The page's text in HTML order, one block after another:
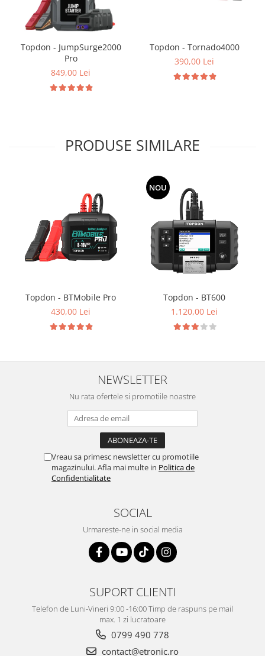
Topdon - JumpSurge2000
Pro
849,00 Lei
Topdon - Tornado4000
390,00 Lei
PRODUSE SIMILARE
Topdon - BTMobile Pro
430,00 Lei
NOU
Topdon - BT600
1.120,00 Lei
NEWSLETTER
Nu rata ofertele si promotiile noastre
Vreau sa primesc newsletter cu promotiile
magazinului. Afla mai multe in Politica de
Confidentialitate
SOCIAL
Urmareste-ne in social media
SUPORT CLIENTI
Telefon de Luni-Vineri 9:00 -16:00 Timp de raspuns pe mail
max. 1 zi lucratoare
0799 490 778
contact@etronic.ro